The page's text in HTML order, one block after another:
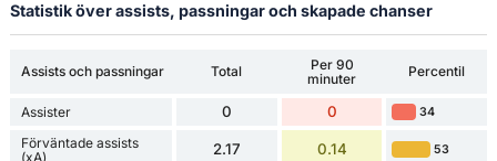
Statistik över assists, passningar och skapade chanser
Assists och passningar Total
Per 90
minuter
Percentil
Assister 0 0 34
Förväntade assists
(xA)
2.17 0.14 53